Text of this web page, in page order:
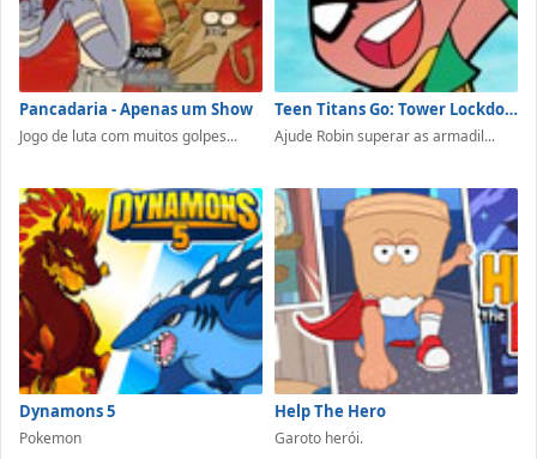
Pancadaria - Apenas um Show
Jogo de luta com muitos golpes...
Teen Titans Go: Tower Lockdown
Ajude Robin superar as armadil...
Dynamons 5
Pokemon
Help The Hero
Garoto herói.